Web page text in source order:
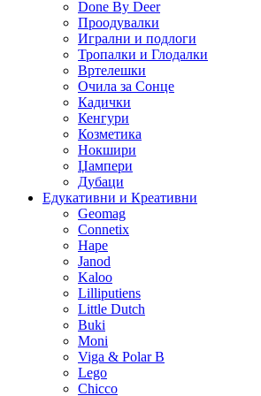
Done By Deer
Проодувалки
Игрални и подлоги
Тропалки и Глодалки
Вртелешки
Очила за Сонце
Кадички
Кенгури
Козметика
Нокшири
Џампери
Дубаци
Едукативни и Креативни
Geomag
Connetix
Hape
Janod
Kaloo
Lilliputiens
Little Dutch
Buki
Moni
Viga & Polar B
Lego
Chicco